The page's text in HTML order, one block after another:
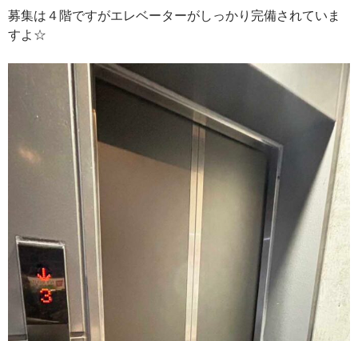
募集は４階ですがエレベーターがしっかり完備されていま
すよ☆